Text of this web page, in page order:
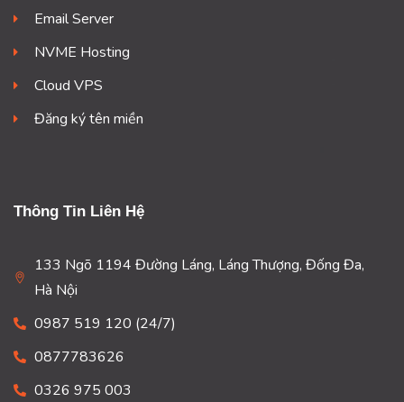
Email Server
NVME Hosting
Cloud VPS
Đăng ký tên miền
Thông Tin Liên Hệ
133 Ngõ 1194 Đường Láng, Láng Thượng, Đống Đa,
Hà Nội
0987 519 120 (24/7)
0877783626
0326 975 003